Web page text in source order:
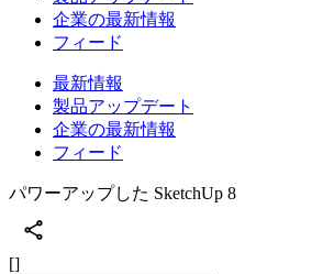
企業の最新情報
フィード
最新情報
製品アップデート
企業の最新情報
フィード
パワーアップした SketchUp 8
[]